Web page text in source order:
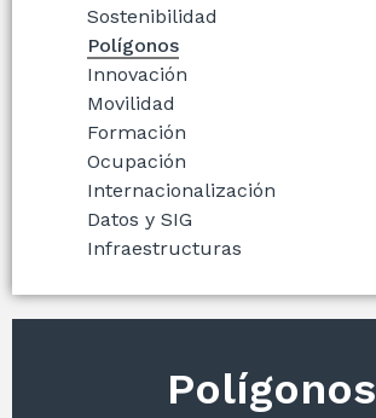
Sostenibilidad
Polígonos
Innovación
Movilidad
Formación
Ocupación
Internacionalización
Datos y SIG
Infraestructuras
Polígonos